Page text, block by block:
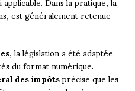
est généralement retenue
, la législation a été adaptée
du format numérique.
des impôtsprécise que les